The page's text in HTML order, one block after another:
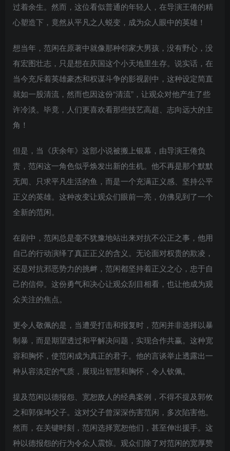
过着余生。然而，这位看似普通的年轻人，在导演王倦的精
心塑造下，竟然从平凡之人蜕变，成为众人眼中的英雄！
想当年，范闲在原著中就像那种邻家大男孩，没有野心，没
有宏图壮志，只是想在庆国这个小天地里生存。说实话，在
当今充斥着英雄豪杰和权谋斗争的影视剧中，这种设定简直
就如一股清流，然而也因这份“清流”，让观众对他产生了些
许冷淡。毕竟，人们更喜欢看那些技艺高超、志向远大的主
角！
但是，当《庆余年》这部小说被搬上银幕，由导演王倦负
责，范闲这一角色似乎焕发出新的生机。他不再是那个默默
无闻、只求平凡生活的鱼，而是一个充满正义感、坚持公平
正义的英雄。这种改变让观众们眼前一亮，仿佛见到了一个
全新的范闲。
在剧中，范闲总是毫不犹豫地站出来对抗不公正之事，他用
自己的行动演绎了真正正义的含义。无论面对权贵的欺凌，
还是对抗邪恶势力的挑衅，范闲都坚持着正义之心，忠于自
己的信仰。这份勇气和决心让观众刮目相看，也让他成为观
众关注的焦点。
更令人敬佩的是，当遭受打击和报复时，范闲并非选择以暴
制暴，而是期望透过和平解决问题，实现合作共赢。这种宽
容和胸怀，使范闲成为真正的君子。他的言谈举止透露出一
种从容淡定的气质，展现出智慧和胸怀，令人钦佩。
提及范闲以德报怨、宽恕敌人的经典案例，不得不提及郭攸
之和郭保坤父子。这对父子曾深深伤害范闲，多次陷害他。
然而，在关键时刻，范闲选择宽恕他们，甚至伸出援手。这
种以德报怨的行为令众人震惊。观众们除了对范闲的宽厚赞